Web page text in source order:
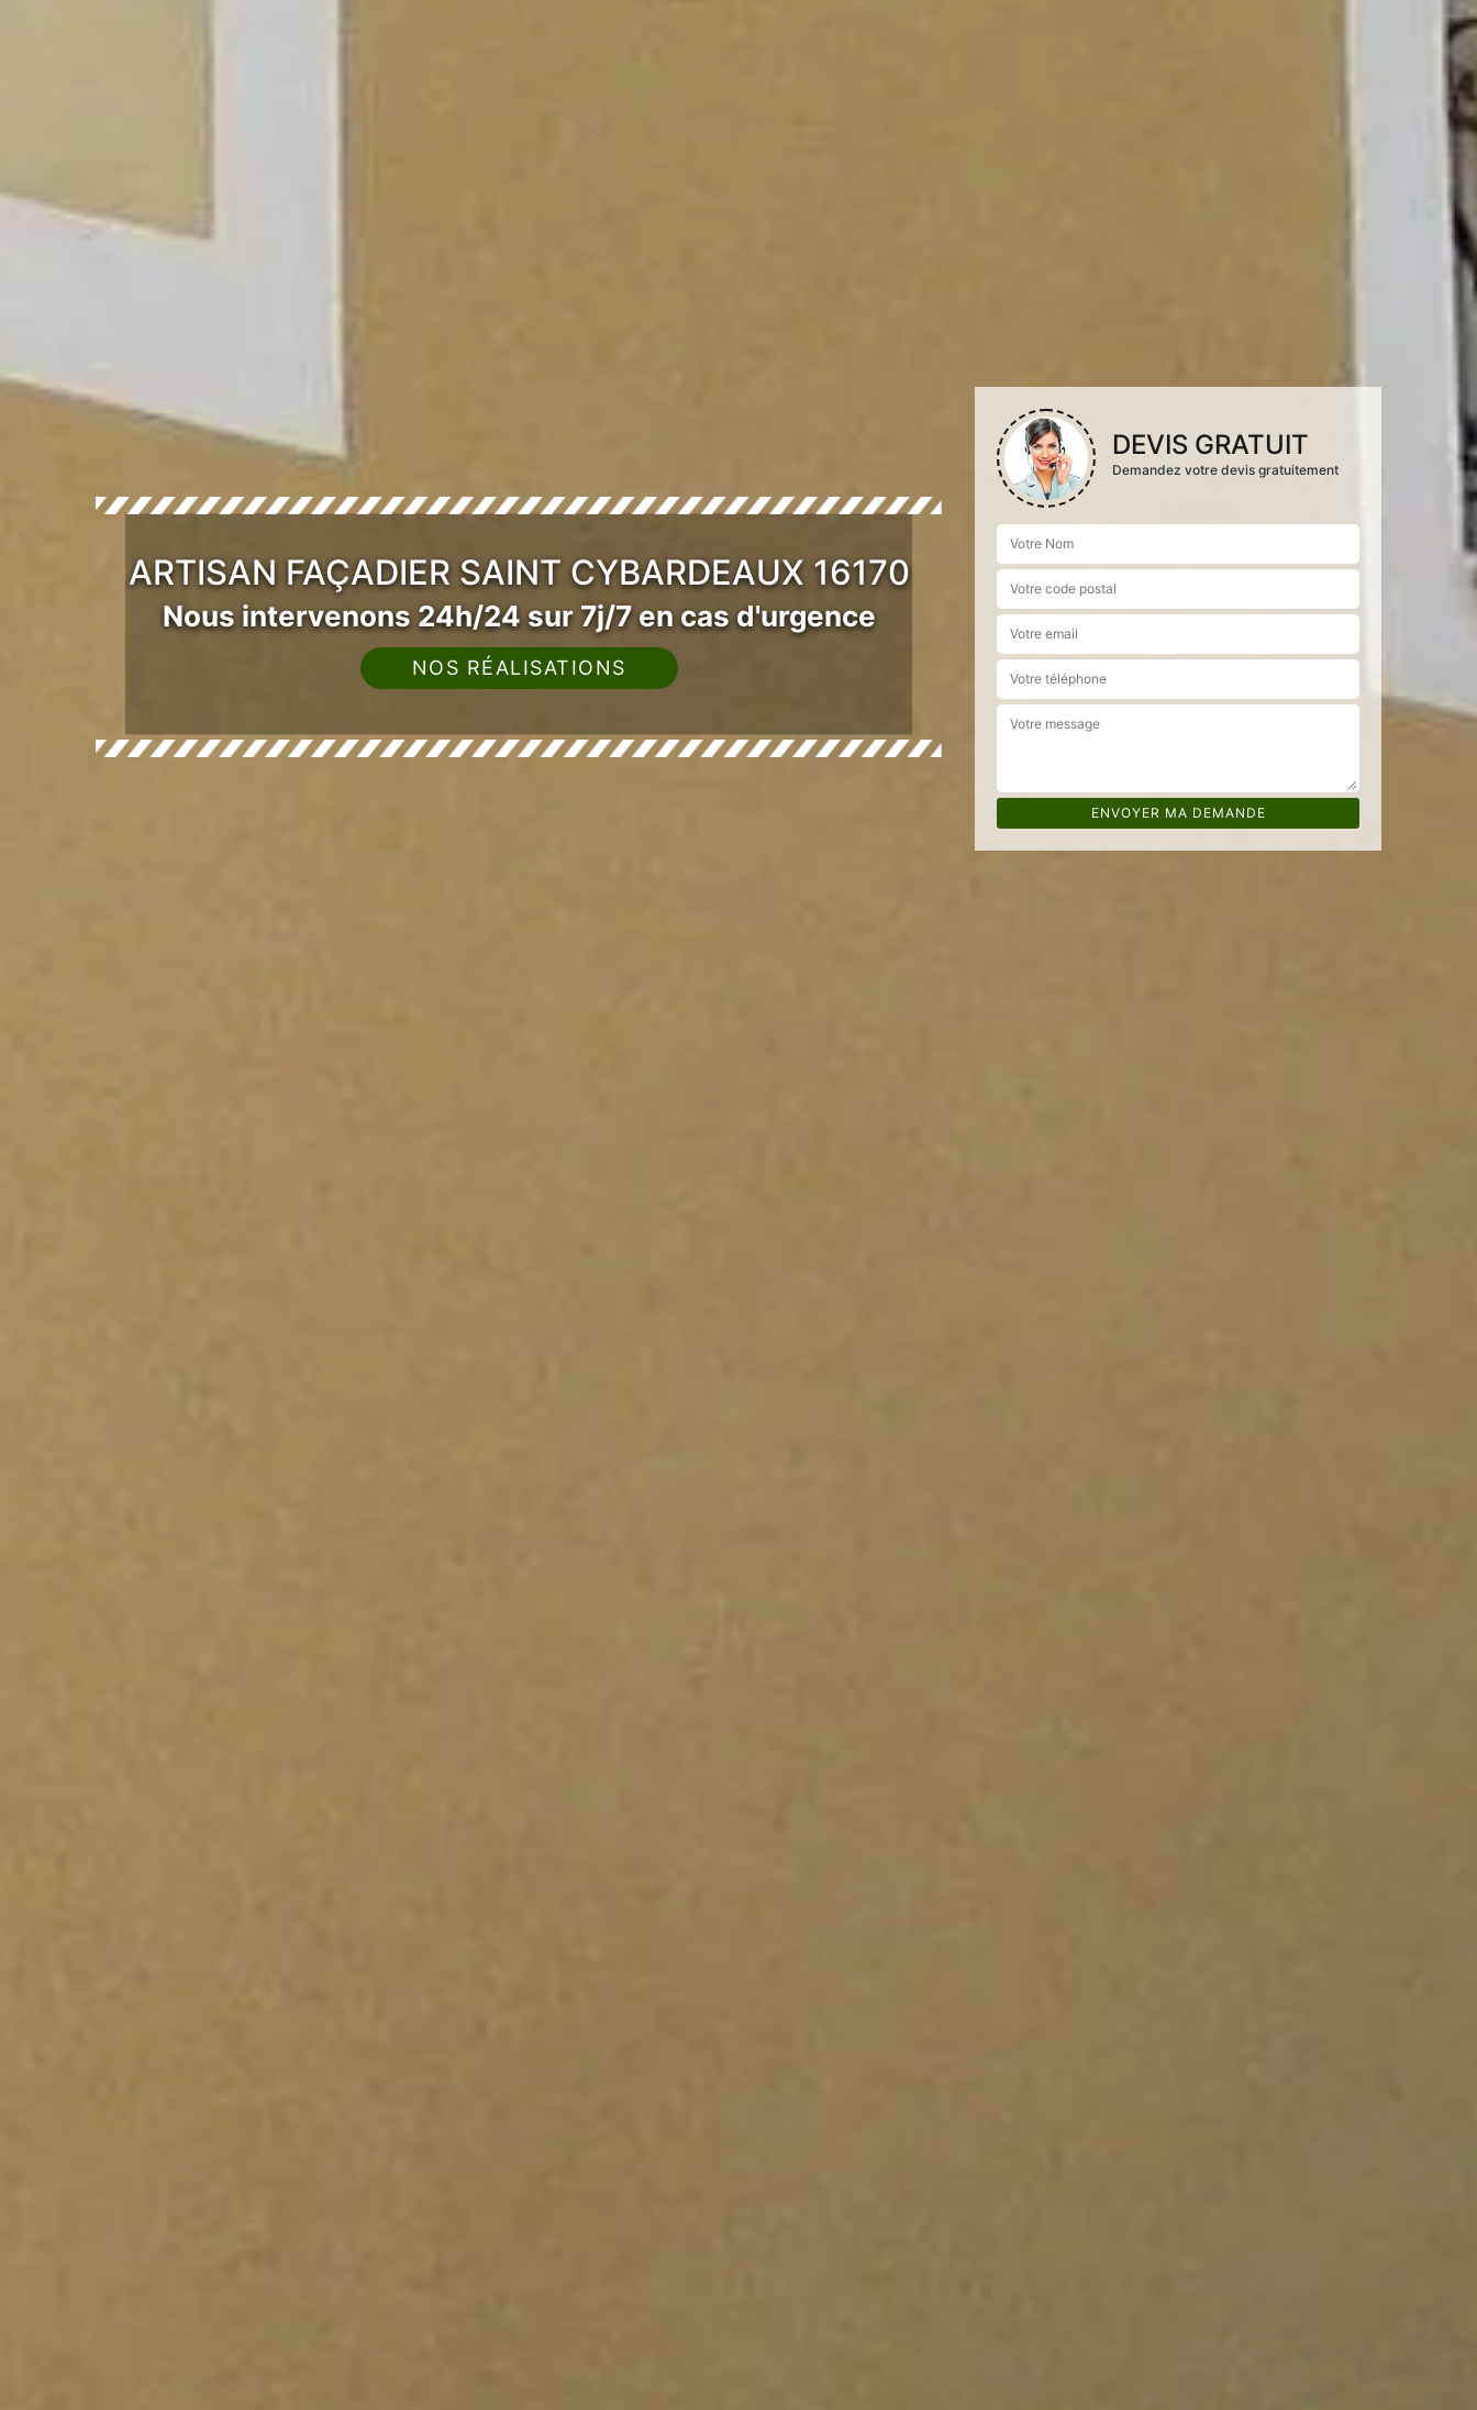
ARTISAN FAÇADIER SAINT CYBARDEAUX 16170
Nous intervenons 24h/24 sur 7j/7 en cas d'urgence
NOS RÉALISATIONS
DEVIS GRATUIT
Demandez votre devis gratuitement